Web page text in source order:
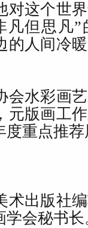
对这个世
但思凡”
的人间冷
会水彩画
元版画工
度重点推
术出版社
学会秘书长